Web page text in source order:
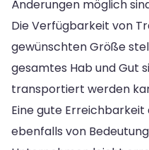
Änderungen möglich
Die Verfügbarkeit von
gewünschten Größe
gesamtes Hab und Gut
transportiert werden
Eine gute Erreichbarkeit
ebenfalls von